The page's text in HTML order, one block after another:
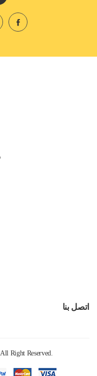
اتصل بنا
All Right Reserved.